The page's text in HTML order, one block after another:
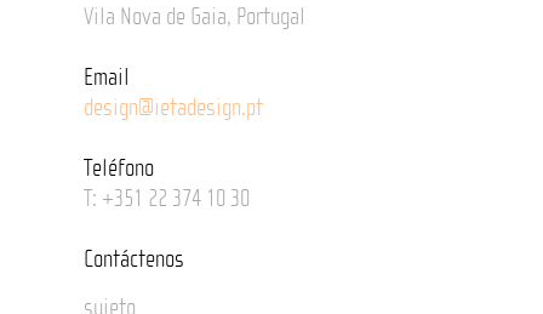
Vila Nova de Gaia, Portugal
Email
design@ietadesign.pt
eléfono
T: +351 22 374 10 30
Contáctenos